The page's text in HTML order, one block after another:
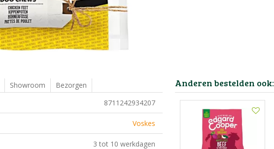
Showroom
Bezorgen
8711242934207
Voskes
3 tot 10 werkdagen
Anderen bestelden ook: